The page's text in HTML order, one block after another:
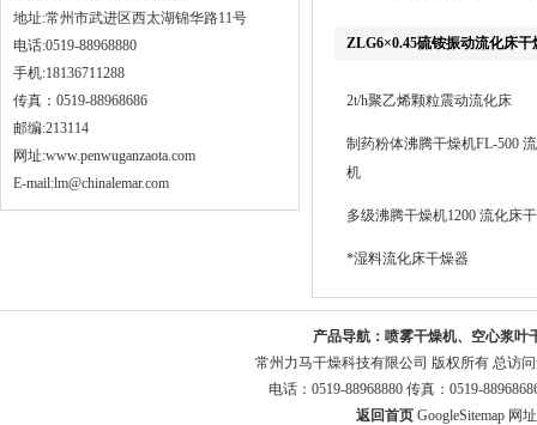
地址:常州市武进区西太湖锦华路11号
电话:0519-88968880
手机:18136711288
传真：0519-88968686
邮编:213114
网址:www.penwuganzaota.com
E-mail:lm@chinalemar.com
ZLG6×0.45硫铵振动流化床干
2t/h聚乙烯颗粒震动流化床
制药粉体沸腾干燥机FL-500
机
多级沸腾干燥机1200 流化床
*湿料流化床干燥器
产品导航： 喷雾干燥机、空心浆叶
常州力马干燥科技有限公司 版权所有 总访
电话：0519-88968880 传真：0519-
返回首页 GoogleSitemap网址